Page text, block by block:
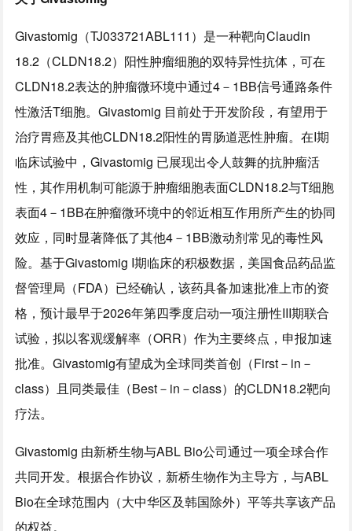
Givastomig（TJ033721ABL111）是一种靶向Claudin
18.2（CLDN18.2）阳性肿瘤细胞的双特异性抗体，可在
CLDN18.2表达的肿瘤微环境中通过4－1BB信号通路条件
性激活T细胞。Givastomig 目前处于开发阶段，有望用于
治疗胃癌及其他CLDN18.2阳性的胃肠道恶性肿瘤。在I期
临床试验中，Givastomig 已展现出令人鼓舞的抗肿瘤活
性，其作用机制可能源于肿瘤细胞表面CLDN18.2与T细胞
表面4－1BB在肿瘤微环境中的邻近相互作用所产生的协同
效应，同时显著降低了其他4－1BB激动剂常见的毒性风
险。基于Givastomig I期临床的积极数据，美国食品药品监
督管理局（FDA）已经确认，该药具备加速批准上市的资
格，预计最早于2026年第四季度启动一项注册性III期联合
试验，拟以客观缓解率（ORR）作为主要终点，申报加速
批准。Givastomig有望成为全球同类首创（First－in－
class）且同类最佳（Best－in－class）的CLDN18.2靶向
疗法。
Givastomig 由新桥生物与ABL Bio公司通过一项全球合作
共同开发。根据合作协议，新桥生物作为主导方，与ABL
Bio在全球范围内（大中华区及韩国除外）平等共享该产品
的权益。